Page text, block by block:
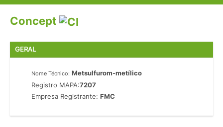
Concept
GERAL
Nome Técnico: Metsulfurom-metílico
Registro MAPA:7207
Empresa Registrante:FMC